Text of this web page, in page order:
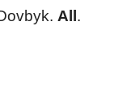
All .